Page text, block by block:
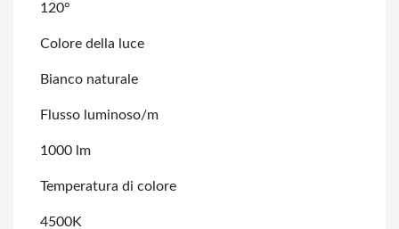
120°
Colore della luce
Bianco naturale
Flusso luminoso/m
1000 lm
Temperatura di colore
4500K